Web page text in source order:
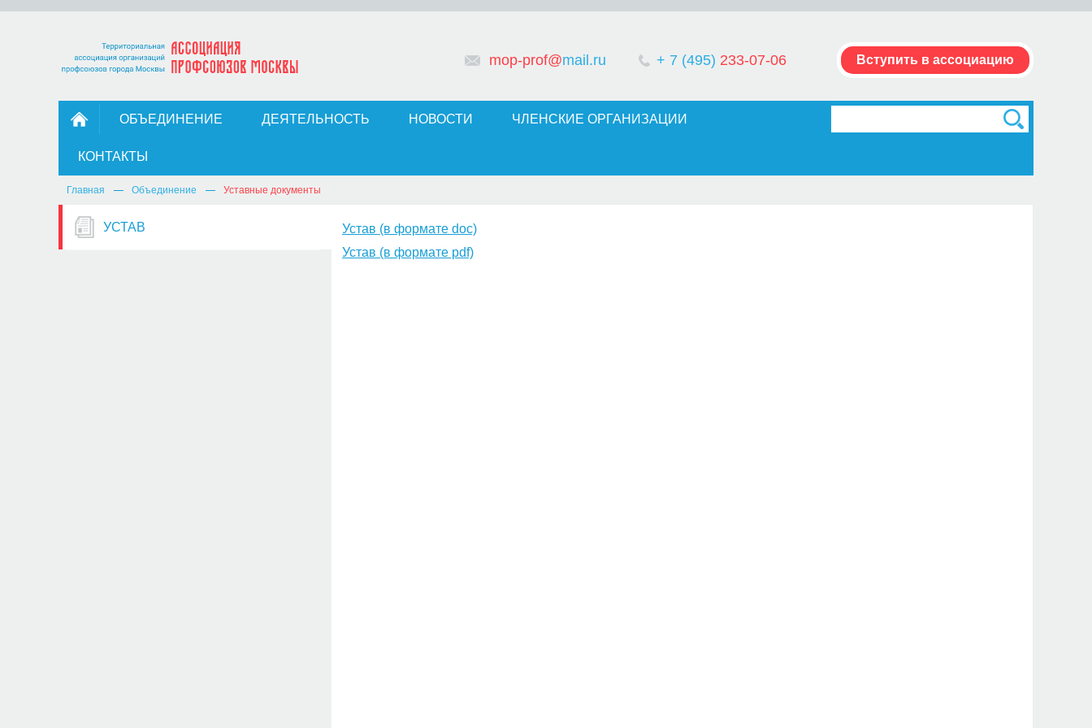
Вступить в ассоциацию
mop-prof@mail.ru + 7 (495) 233-07-06
ОБЪЕДИНЕНИЕ ДЕЯТЕЛЬНОСТЬ НОВОСТИ ЧЛЕНСКИЕ ОРГАНИЗАЦИИ
КОНТАКТЫ
Главная Объединение Уставные документы
УСТАВ
Устав (в формате doc)
Устав (в формате pdf)